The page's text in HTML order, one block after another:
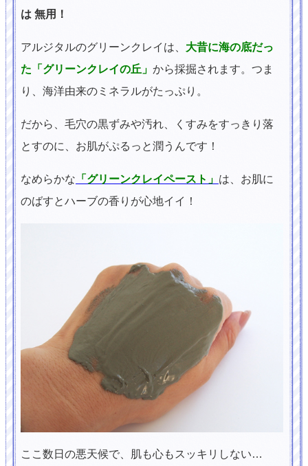
は 無用！
アルジタルのグリーンクレイは、 大昔に海の底だっ
た「グリーンクレイの丘」 から採掘されます。つま
り、海洋由来のミネラルがたっぷり。
だから、毛穴の黒ずみや汚れ、くすみをすっきり落
とすのに、お肌がぷるっと潤うんです！
なめらかな 「グリーンクレイペースト」 は、お肌に
のばすとハーブの香りが心地イイ！
ここ数日の悪天候で、肌も心もスッキリしない…